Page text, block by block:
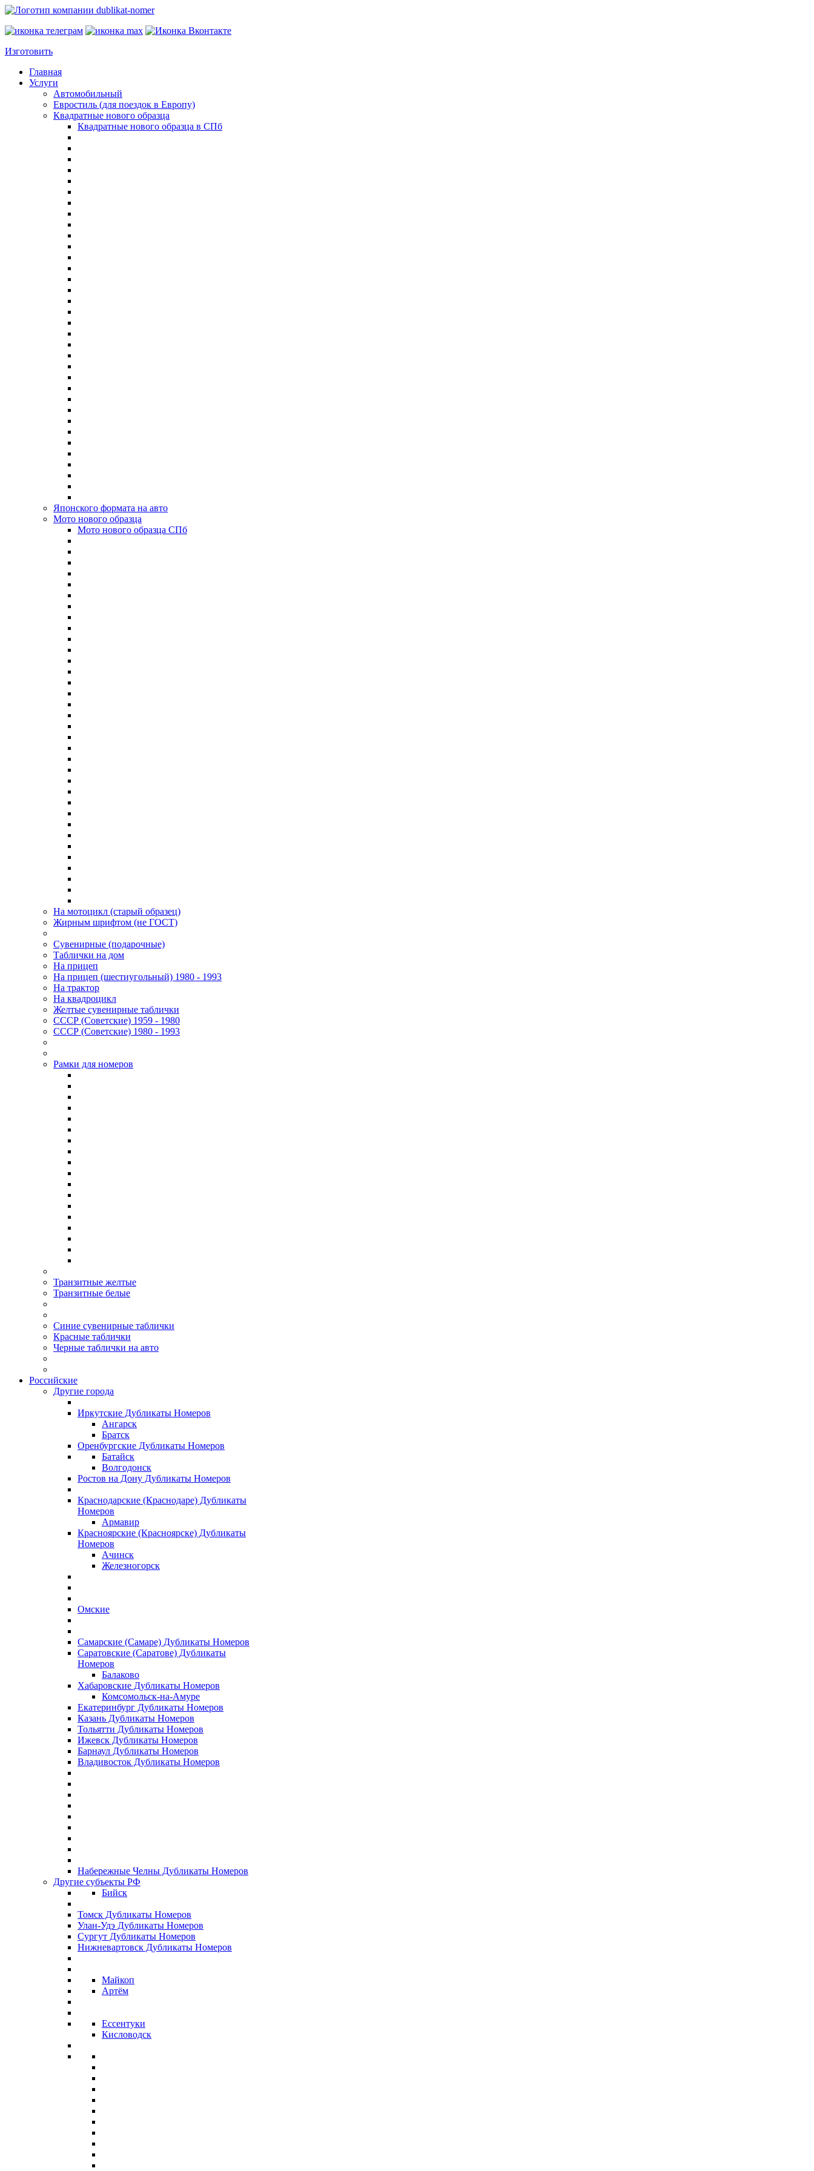
Изготовить
Главная
Услуги
Автомобильный
Евростиль (для поездок в Европу)
Квадратные нового образца
Квадратные нового образца в СПб
Японского формата на авто
Мото нового образца
Мото нового образца СПб
На мотоцикл (старый образец)
Жирным шрифтом (не ГОСТ)
Сувенирные (подарочные)
Таблички на дом
На прицеп
На прицеп (шестиугольный) 1980 - 1993
На трактор
На квадроцикл
Желтые сувенирные таблички
СССР (Советские) 1959 - 1980
СССР (Советские) 1980 - 1993
Рамки для номеров
Транзитные желтые
Транзитные белые
Синие сувенирные таблички
Красные таблички
Черные таблички на авто
Российские
Другие города
Иркутские Дубликаты Номеров
Ангарск
Братск
Оренбургские Дубликаты Номеров
Батайск
Волгодонск
Ростов на Дону Дубликаты Номеров
Краснодарские (Краснодаре) Дубликаты
Номеров
Армавир
Красноярские (Красноярске) Дубликаты
Номеров
Ачинск
Железногорск
Омские
Самарские (Самаре) Дубликаты Номеров
Саратовские (Саратове) Дубликаты
Номеров
Балаково
Хабаровские Дубликаты Номеров
Комсомольск-на-Амуре
Екатеринбург Дубликаты Номеров
Казань Дубликаты Номеров
Тольятти Дубликаты Номеров
Ижевск Дубликаты Номеров
Барнаул Дубликаты Номеров
Владивосток Дубликаты Номеров
Набережные Челны Дубликаты Номеров
Другие субъекты РФ
Бийск
Томск Дубликаты Номеров
Улан-Удэ Дубликаты Номеров
Сургут Дубликаты Номеров
Нижневартовск Дубликаты Номеров
Майкоп
Артём
Ессентуки
Кисловодск